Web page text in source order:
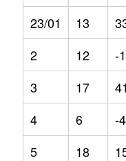
23/01
13
2
12 -
3
17
4
6 -
5
18